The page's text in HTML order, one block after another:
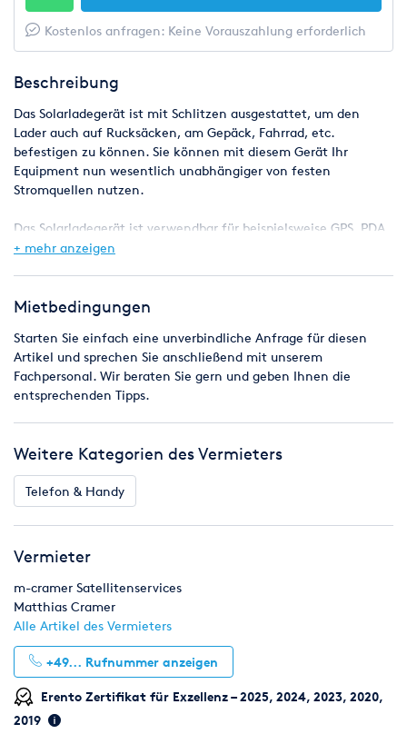
Kostenlos anfragen: Keine Vorauszahlung erforderlich
Beschreibung
Das Solarladegerät ist mit Schlitzen ausgestattet, um den
Lader auch auf Rucksäcken, am Gepäck, Fahrrad, etc.
befestigen zu können. Sie können mit diesem Gerät Ihr
Equipment nun wesentlich unabhängiger von festen
Stromquellen nutzen.
Das Solarladegerät ist verwendbar für beispielsweise GPS, PDA,
Mobiltelefon, iPod, Akkulader oder andere Geräte, welche ein
Maße geöffnet: 180 x 270 x 8 mm
Es wiegt komplett und einsatzfähig nur 350 g und leistet 13, 6
Volt, 350 mAh und 4, 75 Watt.
In Verbindung mit meinen hier bei erento angebotenen
Satellitentelefonen kostet das Solarladegeät nur 7
Euro/Woche.
+ mehr anzeigen
Mietbedingungen
Starten Sie einfach eine unverbindliche Anfrage für diesen
Artikel und sprechen Sie anschließend mit unserem
Fachpersonal. Wir beraten Sie gern und geben Ihnen die
entsprechenden Tipps.
Weitere Kategorien des Vermieters
Telefon & Handy
Vermieter
m-cramer Satellitenservices
Matthias Cramer
Alle Artikel des Vermieters
+49... Rufnummer anzeigen
Erento Zertifikat für Exzellenz – 2025, 2024, 2023, 2020,
2019